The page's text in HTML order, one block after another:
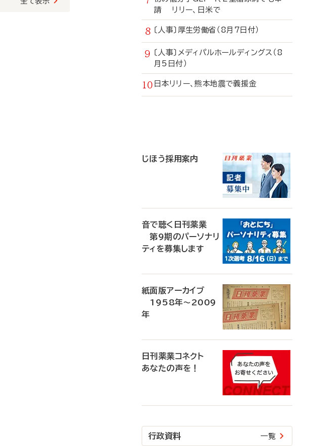
請 リリー、日米で
〔人事〕厚生労働省（8月7日付）
〔人事〕メディパルホールディングス（8
月5日付）
日本リリー、熊本地震で義援金
じほう採用案内
音で聴く日刊薬業
第9期のパーソナリ
ティを募集します
紙面版アーカイブ
1958年～2009
年
日刊薬業コネクト
あなたの声を！
行政資料 一覧